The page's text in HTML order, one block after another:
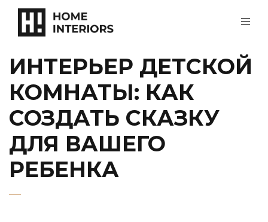
ИНТЕРЬЕР ДЕТСКОЙ
КОМНАТЫ: КАК
СОЗДАТЬ СКАЗКУ
ДЛЯ ВАШЕГО
РЕБЕНКА